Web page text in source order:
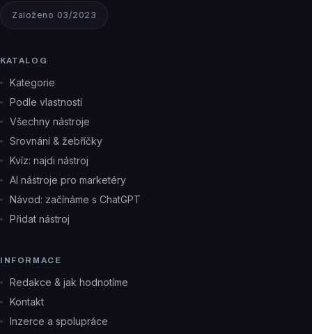
Založeno 03/2023
KATALOG
Kategorie
Podle vlastností
Všechny nástroje
Srovnání & žebříčky
Kvíz: najdi nástroj
AI nástroje pro marketéry
Návod: začínáme s ChatGPT
Přidat nástroj
INFORMACE
Redakce & jak hodnotíme
Kontakt
Inzerce a spolupráce